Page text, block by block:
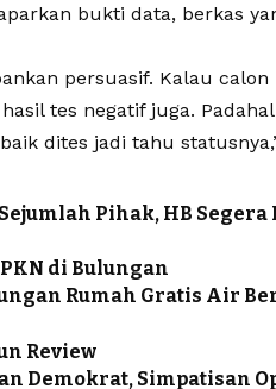
bukti data, berkas
persuasif. Kalau
tes negatif juga.
dites jadi tahu
Pihak, HB Segera
di Bulungan
Rumah Gratis Air
Review
Demokrat, Simpatisan